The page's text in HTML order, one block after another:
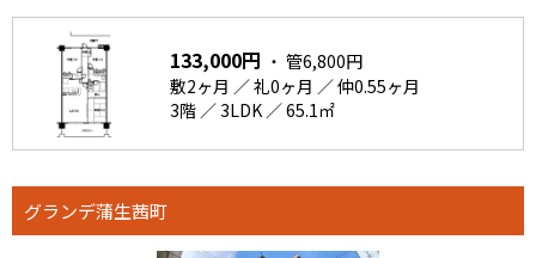
133,000円 ・ 管6,800円
敷2ヶ月 ／ 礼0ヶ月 ／ 仲0.55ヶ月
3階 ／ 3LDK ／ 65.1㎡
グランデ蒲生茜町